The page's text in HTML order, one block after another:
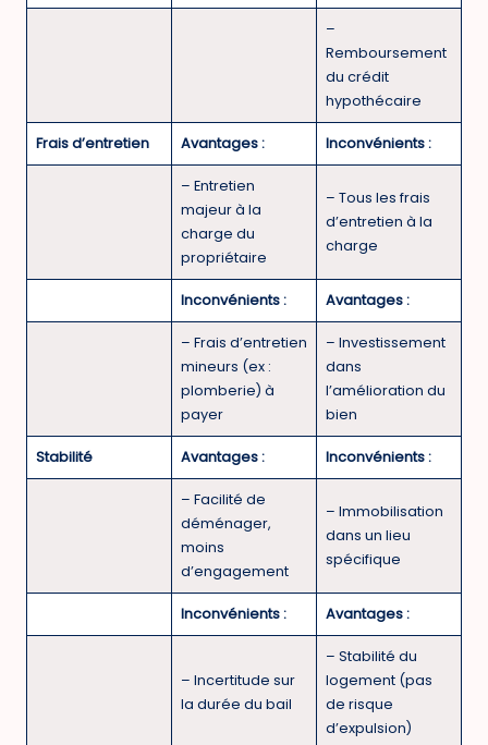
–
Remboursement
du crédit
hypothécaire
Frais d’entretien Avantages : Inconvénients :
– Entretien
majeur à la
charge du
propriétaire
– Tous les frais
d’entretien à la
charge
Inconvénients : Avantages :
– Frais d’entretien
mineurs (ex :
plomberie) à
payer
– Investissement
dans
l’amélioration du
bien
Stabilité Avantages : Inconvénients :
– Facilité de
déménager,
moins
d’engagement
– Immobilisation
dans un lieu
spécifique
Inconvénients : Avantages :
– Incertitude sur
la durée du bail
– Stabilité du
logement (pas
de risque
d’expulsion)